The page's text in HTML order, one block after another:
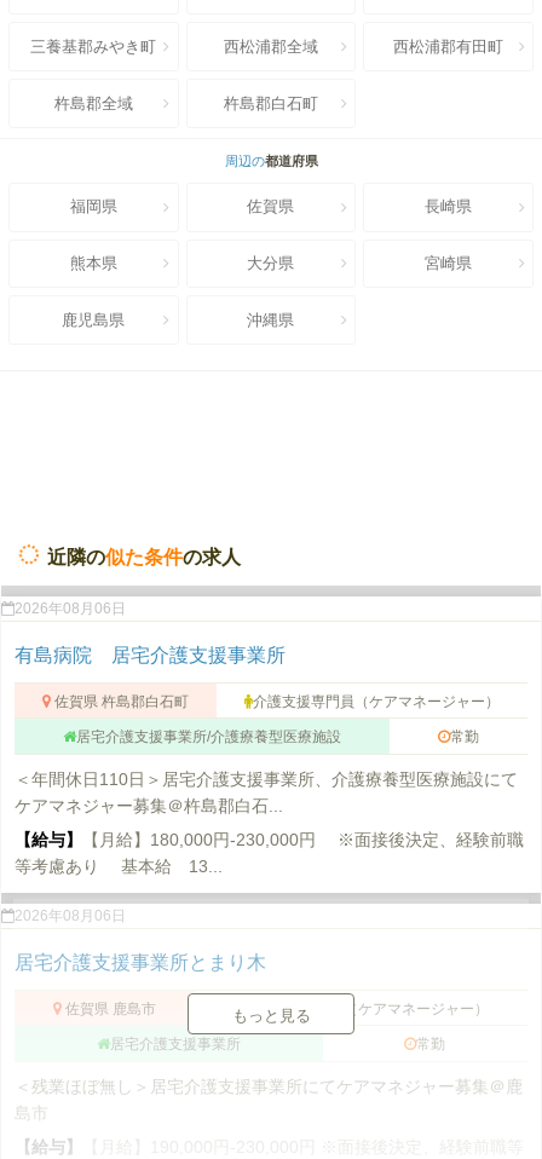
三養基郡みやき町 西松浦郡全域 西松浦郡有田町
杵島郡全域 杵島郡白石町
周辺の都道府県
福岡県 佐賀県 長崎県
熊本県 大分県 宮崎県
鹿児島県 沖縄県
近隣の似た条件の求人
2026年08月06日
有島病院 居宅介護支援事業所
佐賀県 杵島郡白石町 介護支援専門員（ケアマネージャー）
居宅介護支援事業所/介護療養型医療施設 常勤
＜年間休日110日＞居宅介護支援事業所、介護療養型医療施設にて
ケアマネジャー募集＠杵島郡白石...
【給与】
【月給】180,000円-230,000円 ※面接後決定、経験前職
等考慮あり 基本給 13...
2026年08月06日
居宅介護支援事業所とまり木
佐賀県 鹿島市 介護支援専門員（ケアマネージャー）
居宅介護支援事業所 常勤
＜残業ほぼ無し＞居宅介護支援事業所にてケアマネジャー募集＠鹿
島市
【給与】
【月給】190,000円-230,000円 ※面接後決定、経験前職等
もっと見る